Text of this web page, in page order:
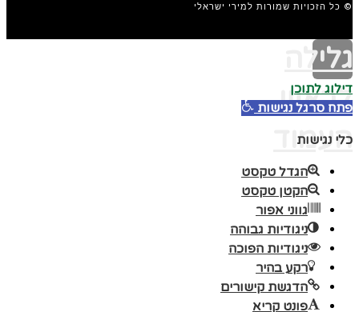
© כל הזכויות שמורות למירי ישראלי
גלילה
לראש
העמוד
דילוג לתוכן
פתח סרגל נגישות
כלי נגישות
הגדל טקסט
הקטן טקסט
גווני אפור
ניגודיות גבוהה
ניגודיות הפוכה
רקע בהיר
הדגשת קישורים
פונט קריא